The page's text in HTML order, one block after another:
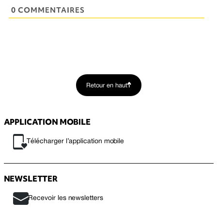
0 COMMENTAIRES
Retour en haut
APPLICATION MOBILE
Télécharger l’application mobile
NEWSLETTER
Recevoir les newsletters